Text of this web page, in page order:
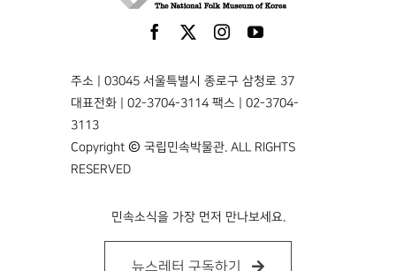
주소 | 03045 서울특별시 종로구 삼청로 37
대표전화 | 02-3704-3114 팩스 | 02-3704-
3113
Copyright © 국립민속박물관. ALL RIGHTS
RESERVED
민속소식을 가장 먼저 만나보세요.
뉴스레터 구독하기